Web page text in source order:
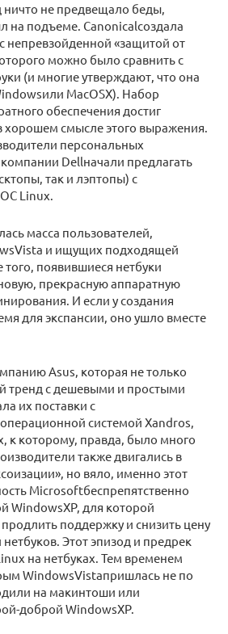
ничто не предвещало беды,
на подъеме. Canonicalсоздала
непревзойденной «защитой от
можно было сравнить с
(и многие утверждают, что она
MacOSX). Набор
обеспечения достиг
хорошем смысле этого выражения.
персональных
Dellначали предлагать
так и лэптопы) с
Linux.
масса пользователей,
и ищущих подходящей
появившиеся нетбуки
прекрасную аппаратную
И если у создания
для экспансии, оно ушло вместе
Asus, которая не только
тренд с дешевыми и простыми
их поставки с
системой Xandros,
к которому, правда, было много
также двигались в
но вяло, именно этот
Microsoftбеспрепятственно
WindowsXP, для которой
поддержку и снизить цену
Этот эпизод и предрек
на нетбуках. Тем временем
WindowsVistaпришлась не по
на макинтоши или
доброй WindowsXP.